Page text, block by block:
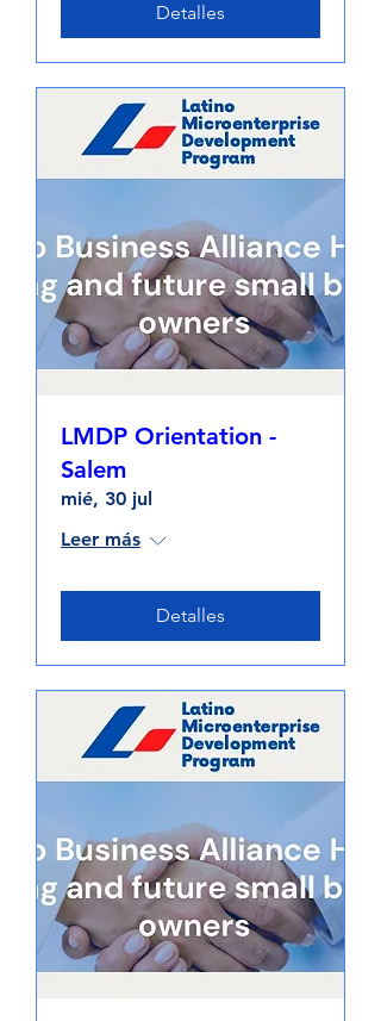
Detalles
LMDP Orientation -
Salem
mié, 30 jul
Leer más
Detalles